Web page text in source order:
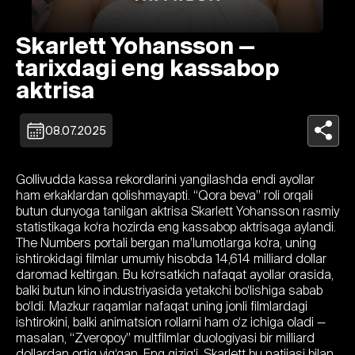
Skarlett Yohansson —
tarixdagi eng kassabop
aktrisa
08.07.2025
Gollivudda kassa rekordlarini yangilashda endi ayollar
ham erkaklardan qolishmayapti. “Qora beva” roli orqali
butun dunyoga tanilgan aktrisa Skarlett Yohansson rasmiy
statistikaga ko‘ra hozirda eng kassabop aktrisaga aylandi.
The Numbers portali bergan ma’lumotlarga ko‘ra, uning
ishtirokidagi filmlar umumiy hisobda 14,614 milliard dollar
daromad keltirgan. Bu ko‘rsatkich nafaqat ayollar orasida,
balki butun kino industriyasida yetakchi bo‘lishiga sabab
bo‘ldi. Mazkur raqamlar nafaqat uning jonli filmlardagi
ishtirokini, balki animatsion rollarni ham o‘z ichiga oladi —
masalan, “Zveropoy” multfilmlar duologiyasi bir milliard